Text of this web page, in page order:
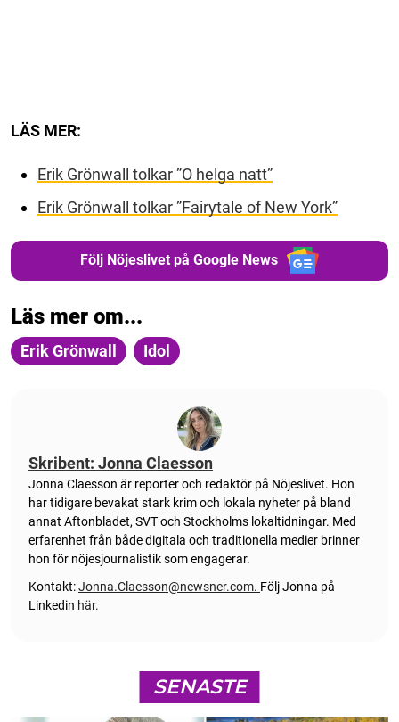
LÄS MER:
Erik Grönwall tolkar ”O helga natt”
Erik Grönwall tolkar ”Fairytale of New York”
Följ Nöjeslivet på Google News
Läs mer om...
Erik Grönwall Idol
Skribent: Jonna Claesson
Jonna Claesson är reporter och redaktör på Nöjeslivet. Hon
har tidigare bevakat stark krim och lokala nyheter på bland
annat Aftonbladet, SVT och Stockholms lokaltidningar. Med
erfarenhet från både digitala och traditionella medier brinner
hon för nöjesjournalistik som engagerar.
Kontakt:Jonna.Claesson@newsner.com. Följ Jonna på
Linkedin här.
SENASTE